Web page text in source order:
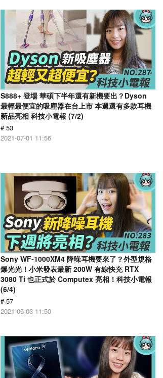
S888+ 登場 華碩下半年還有新機要出？Dyson
最輕最便宜的吸塵器在台上市 本週還有多款耳機
新品亮相 科技小電報 (7/2)
# 53
2021-07-01 11:56
Sony WF-1000XM4 降噪耳機要來了？外型規格
爆光光！小米發表最新 200W 有線快充 RTX
3080 Ti 也正式於 Computex 亮相！科技小電報
(6/4)
# 57
2021-06-03 11:50